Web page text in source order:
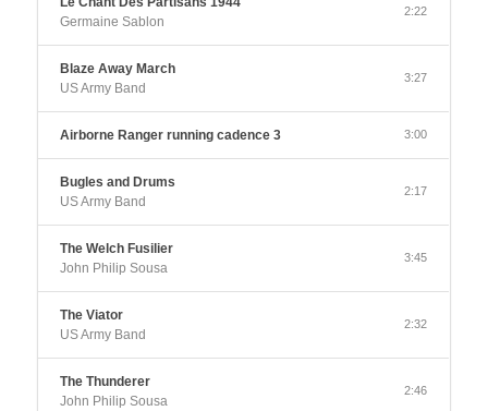
Germaine Sablon
2:22
Blaze Away March
US Army Band
3:27
Airborne Ranger running cadence 3 3:00
Bugles and Drums
US Army Band
2:17
The Welch Fusilier
John Philip Sousa
3:45
The Viator
US Army Band
2:32
The Thunderer
John Philip Sousa
2:46